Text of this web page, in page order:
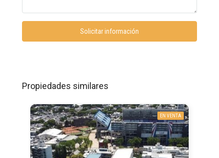
Solicitar información
Propiedades similares
EN VENTA